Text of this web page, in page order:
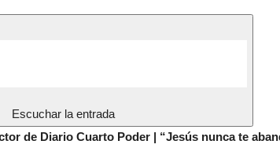
Escuchar la entrada
de Diario Cuarto Poder | “Jesús nunca te